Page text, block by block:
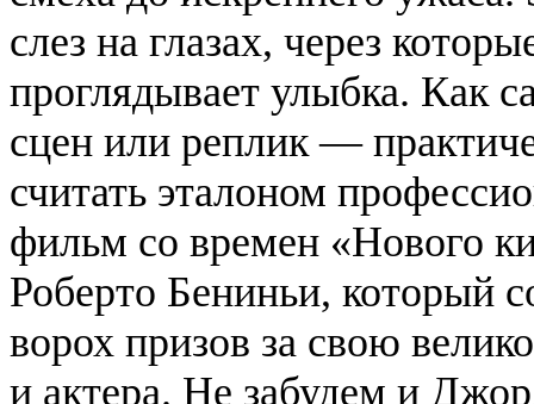
слез на глазах, через
проглядывает улыбка. Как
сцен или реплик —
считать эталоном
фильм со времен «Нового
Роберто Бениньи, который
ворох призов за свою
и актера. Не забудем и